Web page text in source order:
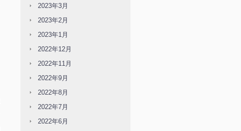
2023年3月
2023年2月
2023年1月
2022年12月
2022年11月
2022年9月
2022年8月
2022年7月
2022年6月